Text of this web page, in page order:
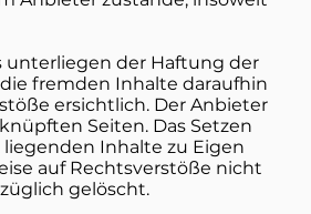
unterliegen der Haftung der
fremden Inhalte daraufhin
ersichtlich. Der Anbieter
Seiten. Das Setzen
Inhalte zu Eigen
auf Rechtsverstöße nicht
gelöscht.